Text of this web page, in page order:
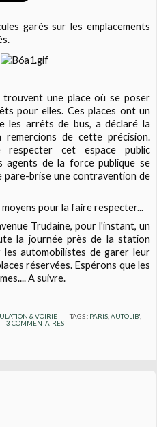
garés sur les emplacements
une place où se poser
pour elles. Ces places ont un
les arrêts de bus, a déclaré la
de cette précision.
respecter cet espace public
agents de la force publique se
brise une contravention de
pour la faire respecter...
Trudaine, pour l'instant, un
la journée près de la station
les automobilistes de garer leur
réservées. Espérons que les
A suivre.
& VOIRIE TAGS : PARIS,AUTOLIB',
3 COMMENTAIRES